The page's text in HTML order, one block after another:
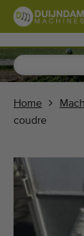
Fleurs et
Légumes de
Fruits (336)
Convoyeurs
Vendre vos
Home
coudre